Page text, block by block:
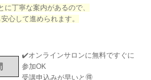
丁寧な案内があるので、
心して進められます。
✔️オンラインサロンに無料ですぐに
参加OK
受講申込みが早いと🉐